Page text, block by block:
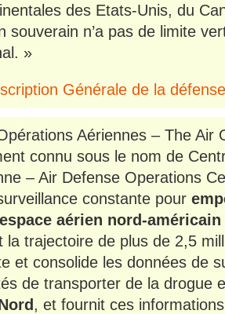
des Etats-Unis, du
souverain n’a pas de limite
»
Générale de la
Aériennes – The Air
connu sous le nom de
– Air Defense Operations
constante pour
aérien nord-
la trajectoire de plus de 2,5
et consolide les données de
de transporter de la drogue
, et fournit ces